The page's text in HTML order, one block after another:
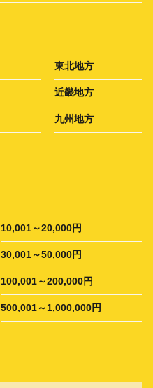
東北地方
近畿地方
九州地方
10,001～20,000円
30,001～50,000円
100,001～200,000円
500,001～1,000,000円